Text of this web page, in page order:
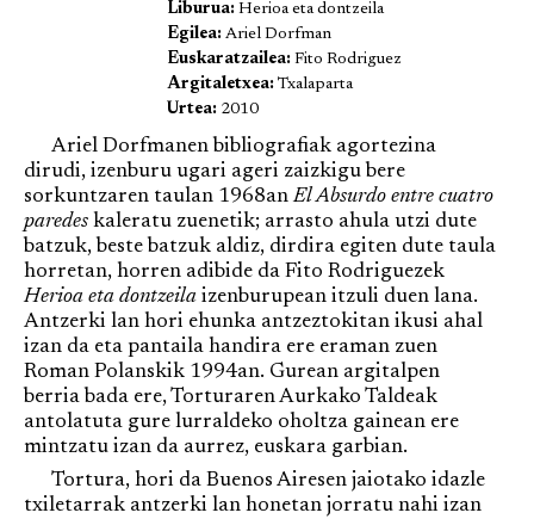
Liburua: Herioa eta dontzeila
Egilea: Ariel Dorfman
Euskaratzailea: Fito Rodriguez
Argitaletxea: Txalaparta
Urtea: 2010
Ariel Dorfmanen bibliografiak agortezina
dirudi, izenburu ugari ageri zaizkigu bere
sorkuntzaren taulan 1968anEl Absurdo entre cuatro
paredes kaleratu zuenetik; arrasto ahula utzi dute
batzuk, beste batzuk aldiz, dirdira egiten dute taula
horretan, horren adibide da Fito Rodriguezek
Herioa eta dontzeila izenburupean itzuli duen lana.
Antzerki lan hori ehunka antzeztokitan ikusi ahal
izan da eta pantaila handira ere eraman zuen
Roman Polanskik 1994an. Gurean argitalpen
berria bada ere, Torturaren Aurkako Taldeak
antolatuta gure lurraldeko oholtza gainean ere
mintzatu izan da aurrez, euskara garbian.
Tortura, hori da Buenos Airesen jaiotako idazle
txiletarrak antzerki lan honetan jorratu nahi izan